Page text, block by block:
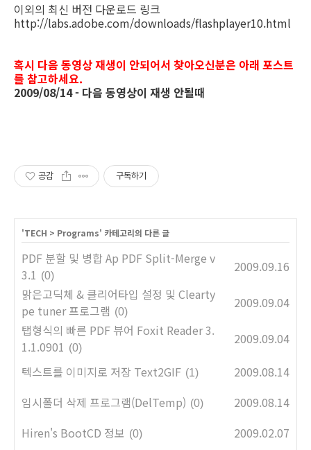
이외의 최신 버전 다운로드 링크
http://labs.adobe.com/downloads/flashplayer10.html
혹시 다음 동영상 재생이 안되어서 찾아오신분은 아래 포스트
를 참고하세요.
2009/08/14 - 다음 동영상이 재생 안될때
공감 구독하기
'TECH > Programs' 카테고리의 다른 글
PDF 분할 및 병합 Ap PDF Split-Merge v
3.1 (0)
2009.09.16
맑은고딕체 & 클리어타입 설정 및 Clearty
pe tuner 프로그램 (0)
2009.09.04
탭형식의 빠른 PDF 뷰어 Foxit Reader 3.
1.1.0901 (0)
2009.09.04
텍스트를 이미지로 저장 Text2GIF (1)
2009.08.14
임시폴더 삭제 프로그램(DelTemp) (0)
2009.08.14
Hiren's BootCD 정보 (0)
2009.02.07